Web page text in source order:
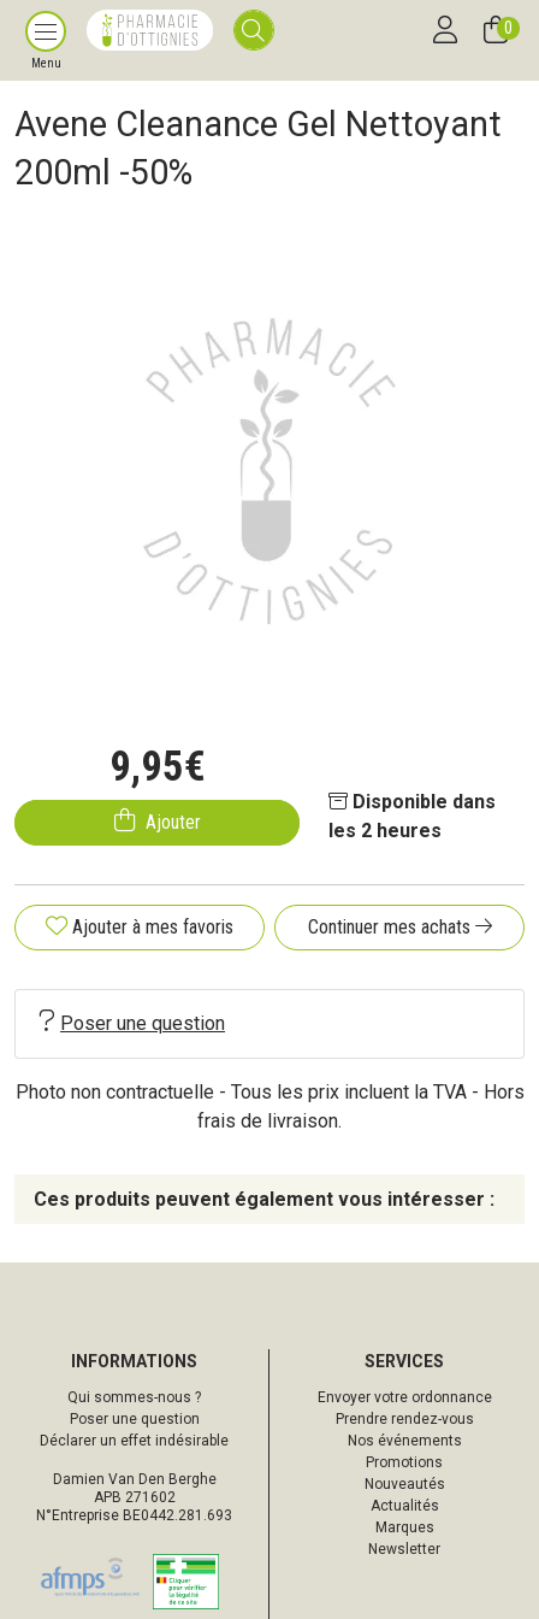
Menu
0
Avene Cleanance Gel Nettoyant
200ml -50%
9,95€
Ajouter
Disponible dans
les 2 heures
Ajouter à mes favoris Continuer mes achats
Poser une question
Photo non contractuelle - Tous les prix incluent la TVA - Hors
frais de livraison.
Ces produits peuvent également vous intéresser :
INFORMATIONS
Qui sommes-nous ?
Poser une question
Déclarer un effet indésirable
Damien Van Den Berghe
APB 271602
N°Entreprise BE0442.281.693
SERVICES
Envoyer votre ordonnance
Prendre rendez-vous
Nos événements
Promotions
Nouveautés
Actualités
Marques
Newsletter